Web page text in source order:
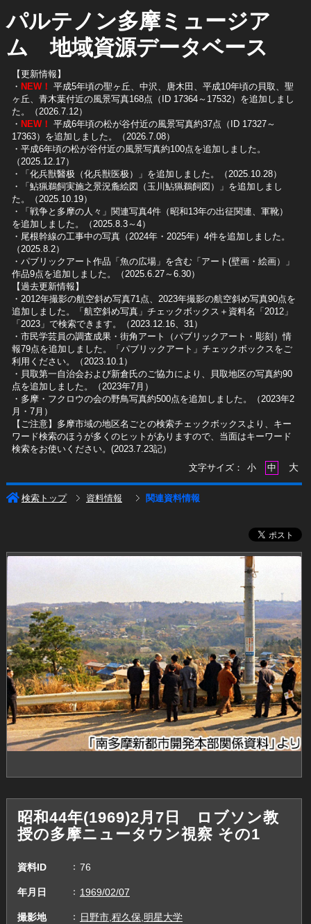
パルテノン多摩ミュージア
ム 地域資源データベース
【更新情報】
・ NEW！ 平成5年頃の聖ヶ丘、中沢、唐木田、平成10年頃の貝取、聖
ヶ丘、青木葉付近の風景写真168点（ID 17364～17532）を追加しまし
た。（2026.7.12）
・ NEW！ 平成6年頃の松が谷付近の風景写真約37点（ID 17327～
17363）を追加しました。（2026.7.08）
・平成6年頃の松が谷付近の風景写真約100点を追加しました。
（2025.12.17）
・「化兵獣醫极（化兵獣医极）」を追加しました。（2025.10.28）
・「鮎猟鵜飼実施之景況麁絵図（玉川鮎猟鵜飼図）」を追加しまし
た。（2025.10.19）
​・「戦争と多摩の人々」関連写真4件（昭和13年の出征関連、軍靴）
を追加しました。（2025.8.3～4）
​・尾根幹線の工事中の写真（2024年・2025年）4件を追加しました。
（2025.8.2）
​・パブリックアート作品「魚の広場」を含む「アート(壁画・絵画）」
作品9点を追加しました。（2025.6.27～6.30）
【過去更新情報】
・2012年撮影の航空斜め写真71点、2023年撮影の航空斜め写真90点を
追加しました。「航空斜め写真」チェックボックス＋資料名「2012」
「2023」で検索できます。（2023.12.16、31）
​・市民学芸員の調査成果・街角アート（パブリックアート・彫刻）情
報79点を追加しました。「パブリックアート」チェックボックスをご
利用ください。（2023.10.1）
・貝取第一自治会および新倉氏のご協力により、貝取地区の写真約90
点を追加しました。（2023年7月）
・多摩・フクロウの会の野鳥写真約500点を追加しました。（2023年2
月・7月）
【ご注意】多摩市域の地区名ごとの検索チェックボックスより、キー
ワード検索のほうが多くのヒットがありますので、当面はキーワード
検索をお使いください。(2023.7.23記）
文字サイズ：
小 中 大
検索トップ 資料情報 関連資料情報
昭和44年(1969)2月7日 ロブソン教
授の多摩ニュータウン視察 その1
資料ID 76
年月日 1969/02/07
撮影地 日野市,程久保,明星大学